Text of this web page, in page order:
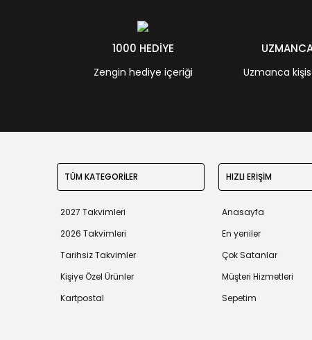
1000 HEDİYE
Zengin hediye içeriği Uzmanca
TÜM KATEGORİLER
2027 Takvimleri
2026 Takvimleri
Tarihsiz Takvimler
Kişiye Özel Ürünler
Kartpostal
HIZLI ERİŞİM
Anasayfa
En yeniler
Çok Satanlar
Müşteri Hizmetleri
Sepetim